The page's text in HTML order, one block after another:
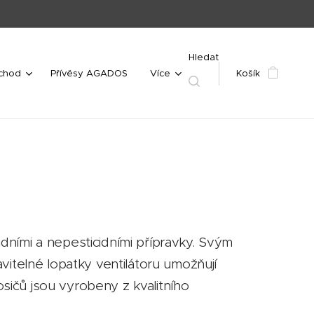
Přívěsy AGADOS Více
Hledat
Košík
a nepesticidními přípravky. Svým
lopatky ventilátoru umožňují
jsou vyrobeny z kvalitního